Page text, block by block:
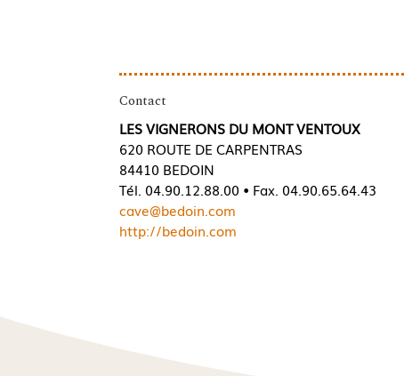
Contact
LES VIGNERONS DU MONT VENTOUX
620 ROUTE DE CARPENTRAS
84410 BEDOIN
Tél. 04.90.12.88.00 • Fax. 04.90.65.64.43
cave@bedoin.com
http://bedoin.com